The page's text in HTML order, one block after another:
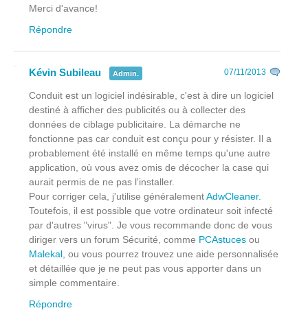
Merci d'avance!
Répondre
Kévin Subileau Admin. 07/11/2013
Conduit est un logiciel indésirable, c'est à dire un logiciel
destiné à afficher des publicités ou à collecter des
données de ciblage publicitaire. La démarche ne
fonctionne pas car conduit est conçu pour y résister. Il a
probablement été installé en même temps qu'une autre
application, où vous avez omis de décocher la case qui
aurait permis de ne pas l'installer.
Pour corriger cela, j'utilise généralementAdwCleaner.
Toutefois, il est possible que votre ordinateur soit infecté
par d'autres "virus". Je vous recommande donc de vous
diriger vers un forum Sécurité, comme PCAstuces ou
Malekal, ou vous pourrez trouvez une aide personnalisée
et détaillée que je ne peut pas vous apporter dans un
simple commentaire.
Répondre